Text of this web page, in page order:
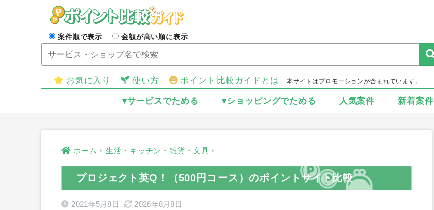
案件順で表示 金額が高い順に表示
お気に入り 使い方 ポイント比較ガイドとは 本サイトはプロモーションが含まれています。
▾サービスでためる ▾ショッピングでためる 人気案件 新着案件
ホーム 生活・キッチン・雑貨・文具
プロジェクト英Q！（500円コース）のポイントサイト比較
2021年5月8日 2026年8月8日